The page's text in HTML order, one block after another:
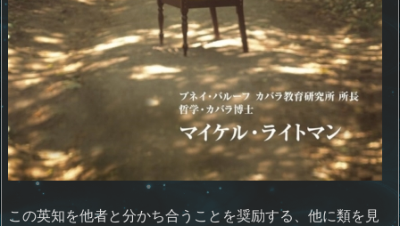
この英知を他者と分かち合うことを奨励する、他に類を見